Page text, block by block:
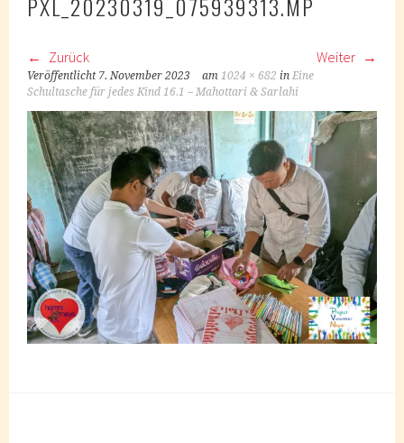
PXL_20230319_075939313.MP
Zurück Weiter
Veröffentlicht 7. November 2023 am1024 × 682 inEine
Schultasche für jedes Kind 16.1 – Mahottari & Sarlahi